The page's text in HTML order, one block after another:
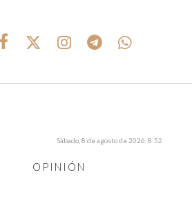
OPINIÓN
Sábado, 8 de agosto de 2026, 8:52